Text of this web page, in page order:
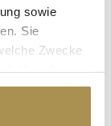
sowie
Sie
Zwecke
Privacy